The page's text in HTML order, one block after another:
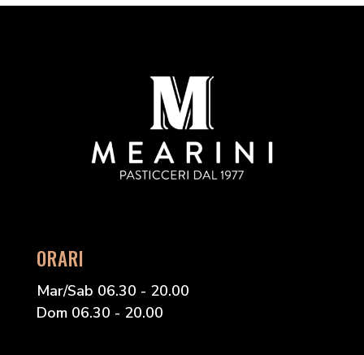
ORARI
Mar/Sab 06.30 - 20.00
Dom 06.30 - 20.00